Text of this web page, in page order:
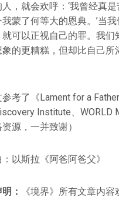
，就会欢呼：‘我曾经真
蒙了何等大的恩典。’当
就可以正视自己的罪。我们
象的更糟糕，但却比自己所
参考了《Lament for a
Institute、WORLD
源，一并致谢）
以斯拉《阿爸阿爸父》
：
《境界》所有文章内容